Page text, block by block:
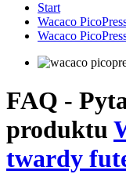
Start
Wacaco
Wacaco
FAQ -
produktu
twardy